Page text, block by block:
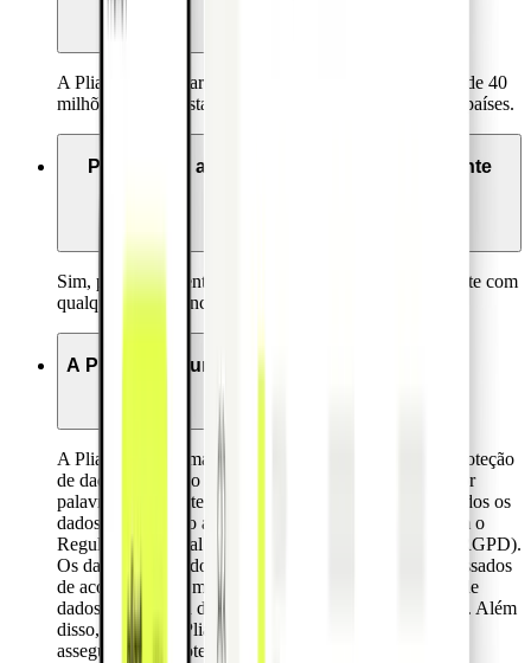
A Pliant oferece cartões Visa, que são aceites por mais de 40
milhões de retalhistas online e offline, em mais de 200 países.
Posso usar a minha conta bancária existente
Sim, pode facilmente utilizar os cartões pliant juntamente com
qualquer conta bancária corporate.
A Pliant é segura?
A Pliant atribui a máxima prioridade à segurança e à proteção
de dados. O acesso à plataforma Pliant é assegurado por
palavras-passe fortes e autenticação de dois fatores. Todos os
dados pessoais são armazenados em conformidade com o
Regulamento Geral Europeu de Protecção de Dados (RGPD).
Os dados críticos dos cartões são armazenados e processados
de acordo com as mais elevadas normas de segurança de
dados da indústria de cartões de pagamento (PCI DSS). Além
disso, os cartões Pliant estão habilitados para 3DS para
assegurar uma proteção adicional para compras online.